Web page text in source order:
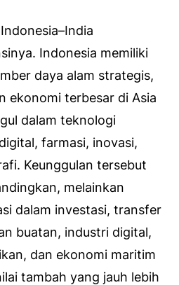
Indonesia memiliki
daya alam strategis,
ekonomi terbesar di Asia
dalam teknologi
farmasi, inovasi,
Keunggulan tersebut
melainkan
dalam investasi, transfer
buatan, industri digital,
dan ekonomi maritim
tambah yang jauh lebih